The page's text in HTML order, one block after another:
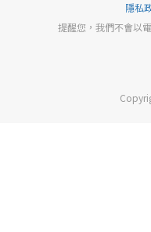
隱私
提醒您，我們不會以